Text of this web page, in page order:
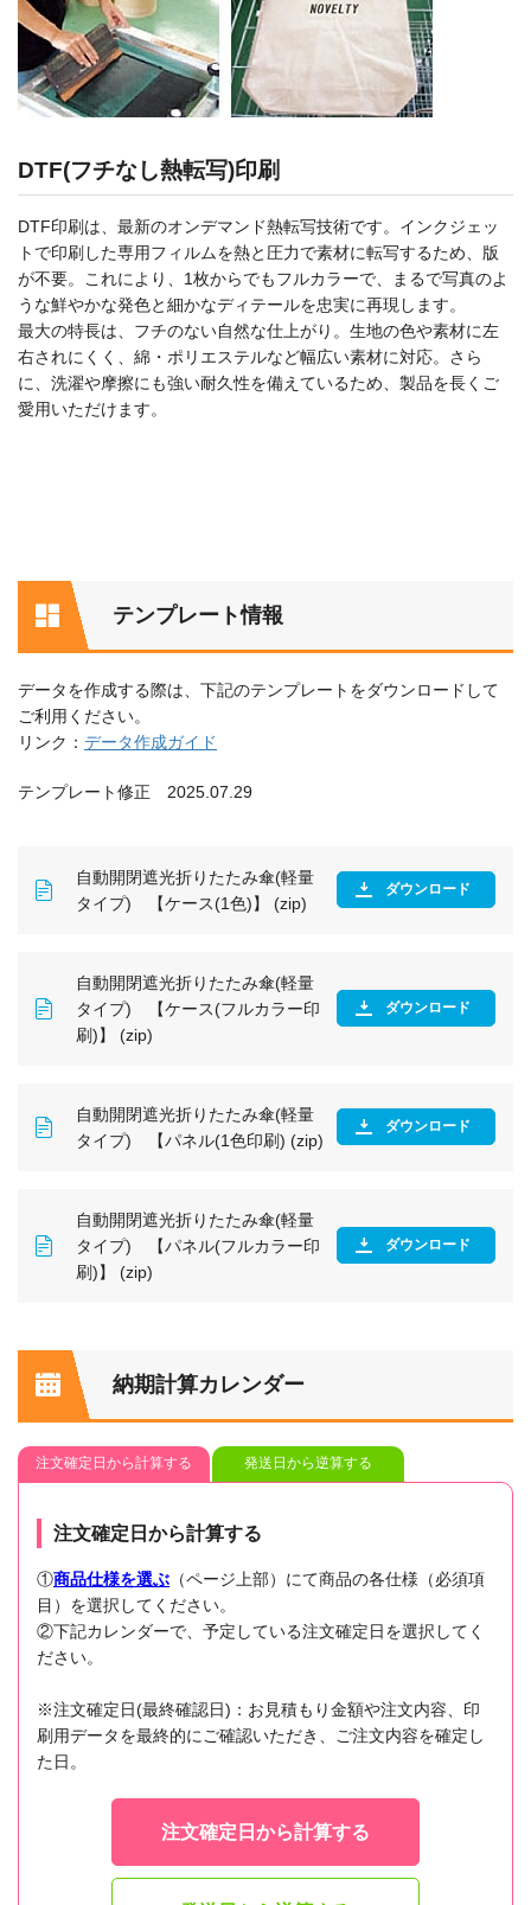
DTF(フチなし熱転写)印刷
DTF印刷は、最新のオンデマンド熱転写技術です。インクジェッ
トで印刷した専用フィルムを熱と圧力で素材に転写するため、版
が不要。これにより、1枚からでもフルカラーで、まるで写真のよ
うな鮮やかな発色と細かなディテールを忠実に再現します。
最大の特長は、フチのない自然な仕上がり。生地の色や素材に左
右されにくく、綿・ポリエステルなど幅広い素材に対応。さら
に、洗濯や摩擦にも強い耐久性を備えているため、製品を長くご
愛用いただけます。
テンプレート情報
データを作成する際は、下記のテンプレートをダウンロードして
ご利用ください。
リンク： データ作成ガイド
テンプレート修正 2025.07.29
自動開閉遮光折りたたみ傘(軽量
タイプ) 【ケース(1色)】 (zip)
ダウンロード
自動開閉遮光折りたたみ傘(軽量
タイプ) 【ケース(フルカラー印
刷)】 (zip)
ダウンロード
自動開閉遮光折りたたみ傘(軽量
タイプ) 【パネル(1色印刷) (zip)
ダウンロード
自動開閉遮光折りたたみ傘(軽量
タイプ) 【パネル(フルカラー印
刷)】 (zip)
ダウンロード
納期計算カレンダー
注文確定日から計算する 発送日から逆算する
注文確定日から計算する
①商品仕様を選ぶ （ページ上部）にて商品の各仕様（必須項
目）を選択してください。
②下記カレンダーで、予定している注文確定日を選択してく
ださい。
※注文確定日(最終確認日)：お見積もり金額や注文内容、印
刷用データを最終的にご確認いただき、ご注文内容を確定し
た日。
注文確定日から計算する